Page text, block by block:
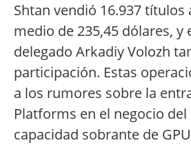
Shtan vendió 16.937 títulos
medio de 235,45 dólares, y
delegado Arkadiy Volozh
participación. Estas
a los rumores sobre la
Platforms en el negocio
capacidad sobrante de